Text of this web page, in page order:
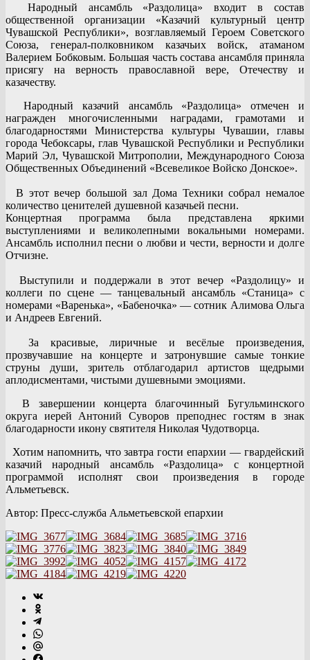
Народный ансамбль «Раздолица» входит в состав
общественной организации «Казачий культурный центр
Чувашской Республики», возглавляемый Героем Советского
Союза, генерал-полковником казачьих войск, атаманом
Валерием Бобковым. Большая часть состава ансамбля приняла
присягу на верность православной вере, Отечеству и
казачеству.
Народный казачий ансамбль «Раздолица» отмечен и
награжден многочисленными наградами, грамотами и
благодарностями Министерства культуры Чувашии, главы
города Чебоксары, глав Чувашской Республики и Республики
Марий Эл, Чувашской Митрополии, Международного Союза
Общественных Объединений «Всевеликое Войско Донское».
В этот вечер большой зал Дома Техники собрал немалое
количество ценителей душевной казачьей песни.
Концертная программа была представлена яркими
выступлениями и великолепными вокальными номерами.
Ансамбль исполнил песни о любви и чести, верности и долге
Отчизне.
Выступили и поддержали в этот вечер «Раздолицу» и
коллеги по сцене — танцевальный ансамбль «Станица» с
номерами «Варенька», «Бабеночка» — сотник Алимова Ольга
и Андреев Евгений.
За красивые, лиричные и весёлые произведения,
прозвучавшие на концерте и затронувшие самые тонкие
струны души, зритель отблагодарил артистов щедрыми
аплодисментами, чистыми душевными эмоциями.
В завершении концерта благочинный Бугульминского
округа иерей Антоний Суворов преподнес гостям в знак
благодарности икону святителя Николая Чудотворца.
Хотим напомнить, что завтра гости епархии — гвардейский
казачий народный ансамбль «Раздолица» с концертной
программой исполнят свои произведения в городе
Альметьевск.
Автор: Пресс-служба Альметьевской епархии